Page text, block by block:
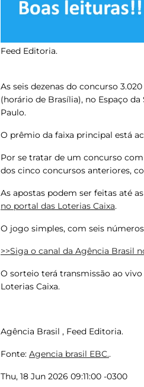
Feed Editoria.
As seis dezenas do concurso
(horário de Brasília), no Espaço
Paulo.
O prêmio da faixa principal está
Por se tratar de um concurso
dos cinco concursos anteriores,
As apostas podem ser feitas até
no portal das Loterias Caixa.
O jogo simples, com seis
>>Siga o canal da Agência Brasil
O sorteio terá transmissão ao
Loterias Caixa.
Agência Brasil , Feed Editoria.
Fonte: Agencia brasil EBC..
Thu, 18 Jun 2026 09:11:00 -0300